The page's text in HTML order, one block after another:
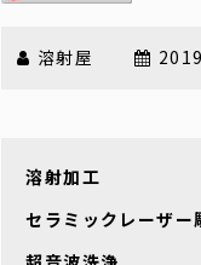
溶射屋
溶射加工
セラミックレーザー